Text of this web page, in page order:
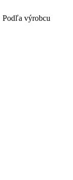
Podľa výrobcu